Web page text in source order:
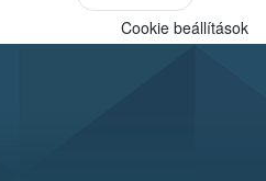
Cookie beállítások